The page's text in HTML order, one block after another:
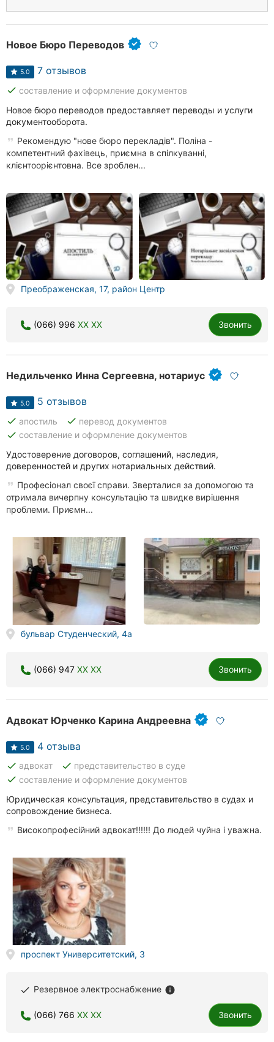
Новое Бюро Переводов
5.0 7 отзывов
done составление и оформление документов
Новое бюро переводов предоставляет переводы и услуги
документооборота.
Рекомендую "нове бюро перекладів". Поліна -
компетентний фахівець, приємна в спілкуванні,
клієнтоорієнтовна. Все зроблен...
Преображенская, 17, район Центр
(066) 996 XX XX Звонить
Недильченко Инна Сергеевна, нотариус
5.0 5 отзывов
done апостиль done перевод документов
done составление и оформление документов
Удостоверение договоров, соглашений, наследия,
доверенностей и других нотариальных действий.
Професіонал своєї справи. Зверталися за допомогою та
отримала вичерпну консультацію та швидке вирішення
проблеми. Приємн...
бульвар Студенческий, 4а
(066) 947 XX XX Звонить
Адвокат Юрченко Карина Андреевна
5.0 4 отзыва
done адвокат done представительство в суде
done составление и оформление документов
Юридическая консультация, представительство в судах и
сопровождение бизнеса.
Високопрофесійний адвокат!!!!!! До людей чуйна і уважна.
проспект Университетский, 3
done Резервное электроснабжение info
(066) 766 XX XX Звонить